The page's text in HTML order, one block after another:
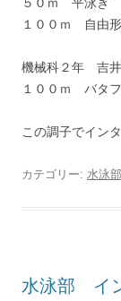
１００ｍ 自由
機械科２年 吉
１００ｍ バタ
この調子でイン
カテゴリー: 水泳部
水泳部 イ